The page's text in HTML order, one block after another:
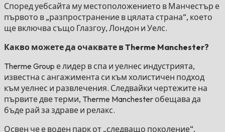
Според уебсайта му местоположението в Манчестър е
първото в „разпространение в цялата страна“, което
ще включва също Глазгоу, Лондон и Уелс.
Какво можете да очаквате в Therme Manchester?
Therme Group е лидер в спа и уелнес индустрията,
известна с ангажимента си към холистичен подход
към уелнес и развлечения. Следвайки чертежите на
първите две терми, Therme Manchester обещава да
бъде рай за здраве и релакс.
Освен че е воден парк от „следващо поколение“,